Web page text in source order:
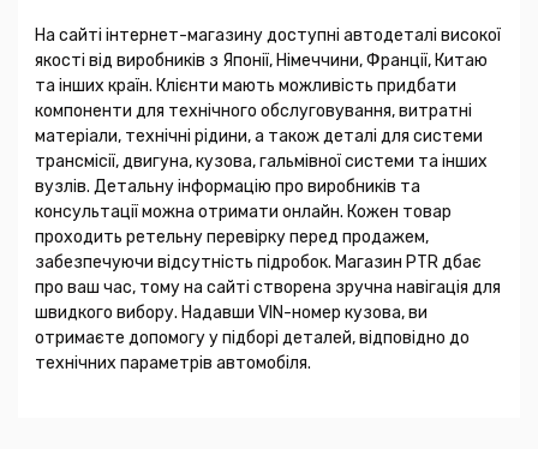
На сайті інтернет-магазину доступні автодеталі високої
якості від виробників з Японії, Німеччини, Франції, Китаю
та інших країн. Клієнти мають можливість придбати
компоненти для технічного обслуговування, витратні
матеріали, технічні рідини, а також деталі для системи
трансмісії, двигуна, кузова, гальмівної системи та інших
вузлів. Детальну інформацію про виробників та
консультації можна отримати онлайн. Кожен товар
проходить ретельну перевірку перед продажем,
забезпечуючи відсутність підробок. Магазин PTR дбає
про ваш час, тому на сайті створена зручна навігація для
швидкого вибору. Надавши VIN-номер кузова, ви
отримаєте допомогу у підборі деталей, відповідно до
технічних параметрів автомобіля.